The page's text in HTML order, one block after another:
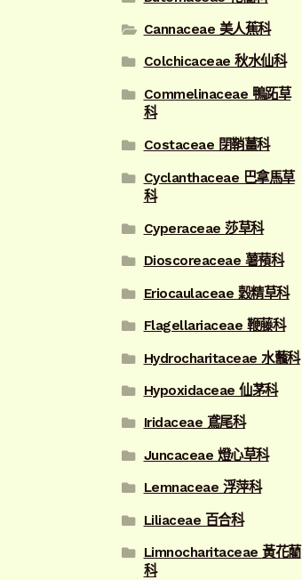
Cannaceae 美人蕉科
Colchicaceae 秋水仙科
Commelinaceae 鴨跖草
科
Costaceae 閉鞘薑科
Cyclanthaceae 巴拿馬草
科
Cyperaceae 莎草科
Dioscoreaceae 薯蕷科
Eriocaulaceae 穀精草科
Flagellariaceae 鞭藤科
Hydrocharitaceae 水虌科
Hypoxidaceae 仙茅科
Iridaceae 鳶尾科
Juncaceae 燈心草科
Lemnaceae 浮萍科
Liliaceae 百合科
Limnocharitaceae 黃花藺
科